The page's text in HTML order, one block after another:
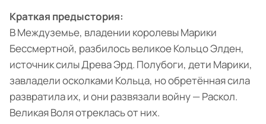
Краткая предыстория:
В Междуземье, владении королевы Марики
Бессмертной, разбилось великое Кольцо Элден,
источник силы Древа Эрд. Полубоги, дети Марики,
завладели осколками Кольца, но обретённая сила
развратила их, и они развязали войну — Раскол.
Великая Воля отреклась от них.